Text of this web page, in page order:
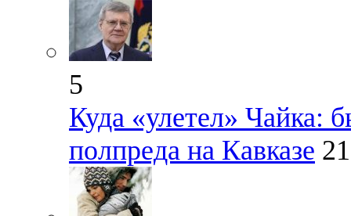
5
Куда «улетел» Чайка:
полпреда на Кавказе